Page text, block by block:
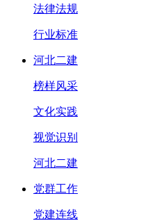
法律法规
行业标准
河北二建
榜样风采
文化实践
视觉识别
河北二建
党群工作
党建连线